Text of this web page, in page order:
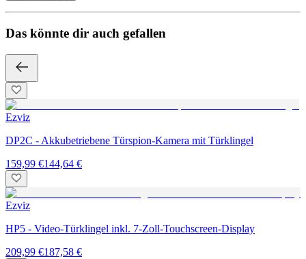
Das könnte dir auch gefallen
Ezviz
DP2C - Akkubetriebene Türspion-Kamera mit Türklingel
159,99 €144,64 €
Ezviz
HP5 - Video-Türklingel inkl. 7-Zoll-Touchscreen-Display
209,99 €187,58 €